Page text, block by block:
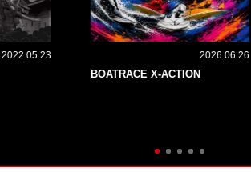
2022.05.23 2026.06.26
BOATRACE X-ACTION